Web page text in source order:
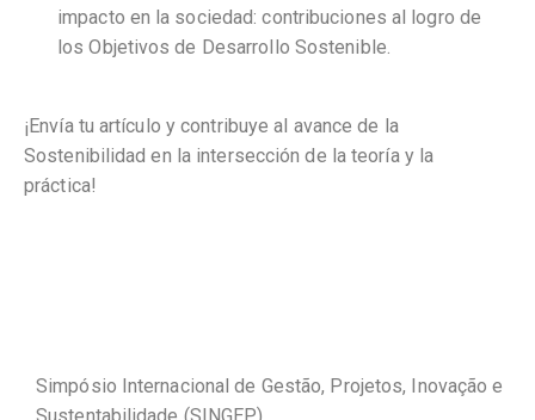
impacto en la sociedad: contribuciones al logro de
los Objetivos de Desarrollo Sostenible.
¡Envía tu artículo y contribuye al avance de la
Sostenibilidad en la intersección de la teoría y la
práctica!
Simpósio Internacional de Gestão, Projetos, Inovação e